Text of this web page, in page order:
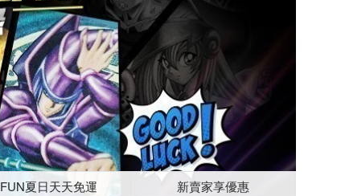
FUN夏日天天免運 新賣家享優惠